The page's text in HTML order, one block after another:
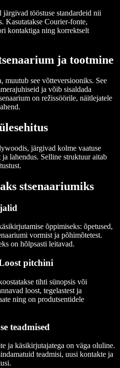
järgivad tööstuse standardeid nii
Kasutatakse Courier-fonte,
kontaktiga ning korrektselt
ja tootmine
muutub see võtteversiooniks. See
ja võib sisaldada
on režissöörile, näitlejatele
järgivad kolme vaatuse
lahendus. Selline struktuur aitab
stsenaariumiks
õppimiseks: õpetused,
vormist ja põhimõtetest.
on hõlpsasti leitavad.
pitchini
tihti sünopsis või
loost, tegelastest ja
ning on produtsentidele
teadmised
ja käsikirjutajatega on väga oluline.
teadmisi, uusi kontakte ja